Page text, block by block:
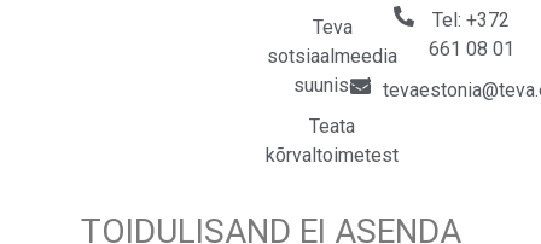
Teva
sotsiaalmeedia
suunised
Teata
kõrvaltoimetest
Tel: +372
661 08 01
TOIDULISAND EI ASENDA